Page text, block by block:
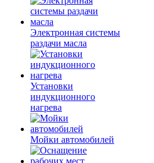
Электронная системы
раздачи масла
Установки
индукционного
нагрева
Мойки автомобилей